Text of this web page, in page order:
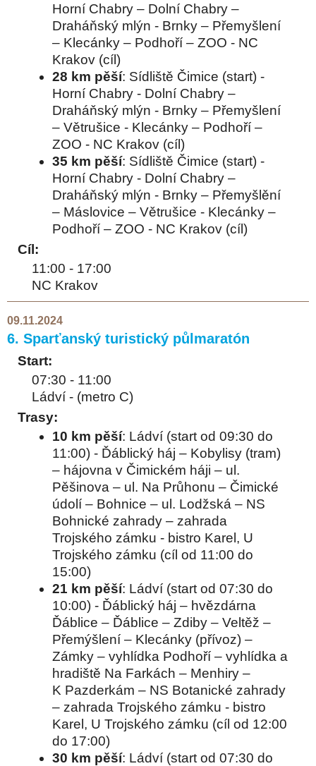
Horní Chabry – Dolní Chabry –
Draháňský mlýn - Brnky – Přemyšlení
– Klecánky – Podhoří – ZOO - NC
Krakov (cíl)
28 km pěší: Sídliště Čimice (start) -
Horní Chabry - Dolní Chabry –
Draháňský mlýn - Brnky – Přemyšlení
– Větrušice - Klecánky – Podhoří –
ZOO - NC Krakov (cíl)
35 km pěší: Sídliště Čimice (start) -
Horní Chabry - Dolní Chabry –
Draháňský mlýn - Brnky – Přemyšlění
– Máslovice – Větrušice - Klecánky –
Podhoří – ZOO - NC Krakov (cíl)
Cíl:
11:00 - 17:00
NC Krakov
09.11.2024
6. Sparťanský turistický půlmaratón
Start:
07:30 - 11:00
Ládví - (metro C)
Trasy:
10 km pěší: Ládví (start od 09:30 do
11:00) - Ďáblický háj – Kobylisy (tram)
– hájovna v Čimickém háji – ul.
Pěšinova – ul. Na Průhonu – Čimické
údolí – Bohnice – ul. Lodžská – NS
Bohnické zahrady – zahrada
Trojského zámku - bistro Karel, U
Trojského zámku (cíl od 11:00 do
15:00)
21 km pěší: Ládví (start od 07:30 do
10:00) - Ďáblický háj – hvězdárna
Ďáblice – Ďáblice – Zdiby – Veltěž –
Přemýšlení – Klecánky (přívoz) –
Zámky – vyhlídka Podhoří – vyhlídka a
hradiště Na Farkách – Menhiry –
K Pazderkám – NS Botanické zahrady
– zahrada Trojského zámku - bistro
Karel, U Trojského zámku (cíl od 12:00
do 17:00)
30 km pěší: Ládví (start od 07:30 do